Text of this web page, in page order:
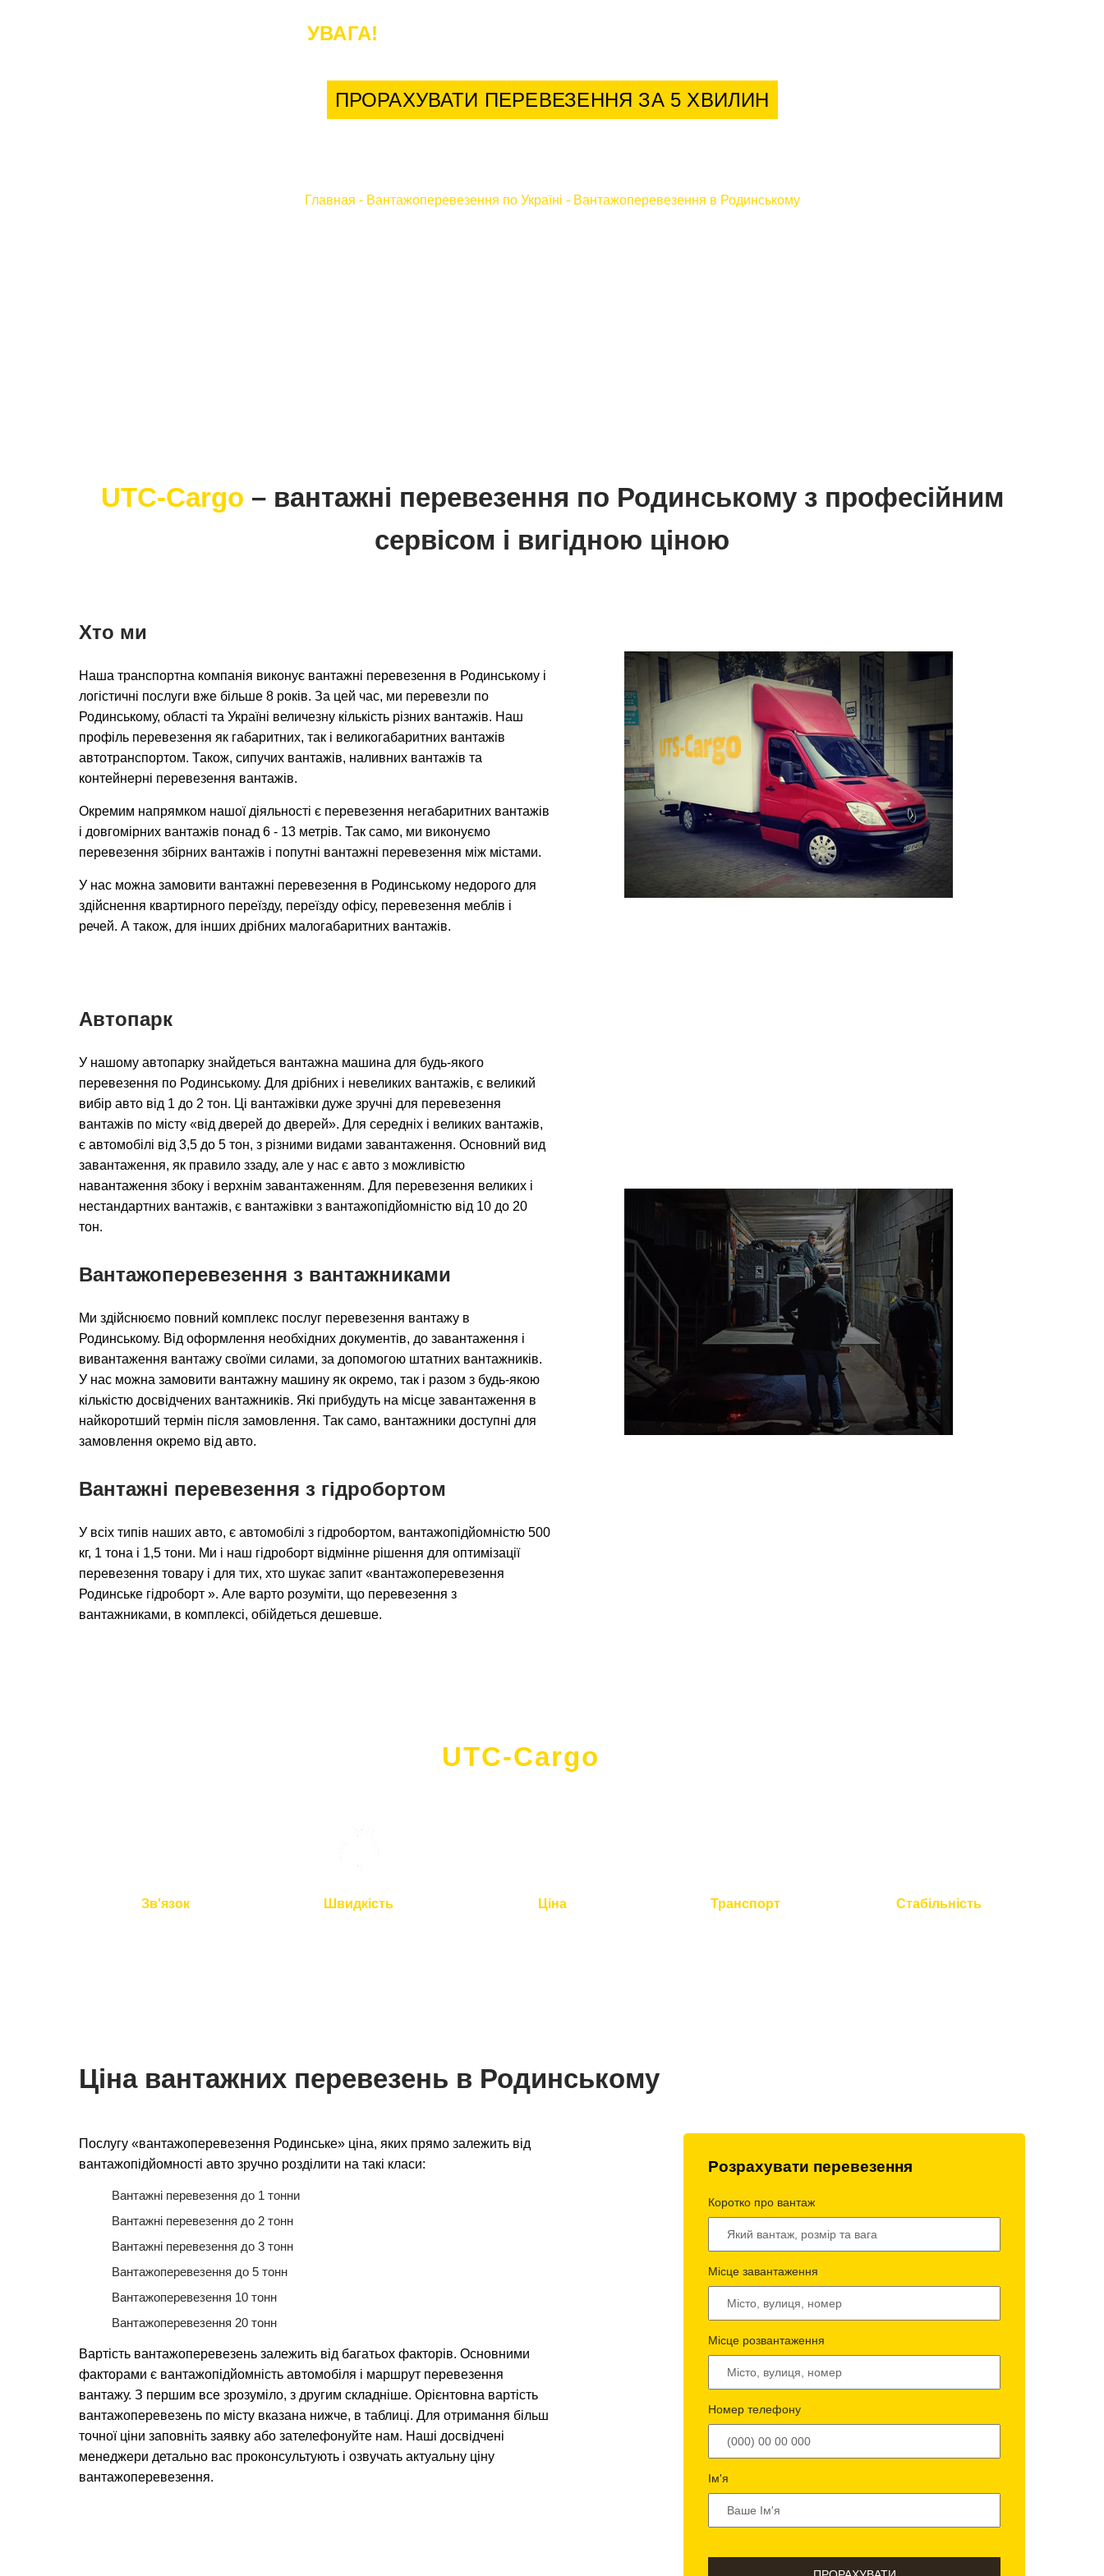
УВАГА!
ПРОРАХУВАТИ ПЕРЕВЕЗЕННЯ ЗА 5 ХВИЛИН
Главная - Вантажоперевезення по Україні - Вантажоперевезення в Родинському
UTC-Cargo – вантажні перевезення по Родинському з професійним
сервісом і вигідною ціною
Хто ми
Наша транспортна компанія виконує вантажні перевезення в Родинському і
логістичні послуги вже більше 8 років. За цей час, ми перевезли по
Родинському, області та Україні величезну кількість різних вантажів. Наш
профіль перевезення як габаритних, так і великогабаритних вантажів
автотранспортом. Також, сипучих вантажів, наливних вантажів та
контейнерні перевезення вантажів.
Окремим напрямком нашої діяльності є перевезення негабаритних вантажів
і довгомірних вантажів понад 6 - 13 метрів. Так само, ми виконуємо
перевезення збірних вантажів і попутні вантажні перевезення між містами.
У нас можна замовити вантажні перевезення в Родинському недорого для
здійснення квартирного переїзду, переїзду офісу, перевезення меблів і
речей. А також, для інших дрібних малогабаритних вантажів.
Автопарк
У нашому автопарку знайдеться вантажна машина для будь-якого
перевезення по Родинському. Для дрібних і невеликих вантажів, є великий
вибір авто від 1 до 2 тон. Ці вантажівки дуже зручні для перевезення
вантажів по місту «від дверей до дверей». Для середніх і великих вантажів,
є автомобілі від 3,5 до 5 тон, з різними видами завантаження. Основний вид
завантаження, як правило ззаду, але у нас є авто з можливістю
навантаження збоку і верхнім завантаженням. Для перевезення великих і
нестандартних вантажів, є вантажівки з вантажопідйомністю від 10 до 20
тон.
Вантажоперевезення з вантажниками
Ми здійснюємо повний комплекс послуг перевезення вантажу в
Родинському. Від оформлення необхідних документів, до завантаження і
вивантаження вантажу своїми силами, за допомогою штатних вантажників.
У нас можна замовити вантажну машину як окремо, так і разом з будь-якою
кількістю досвідчених вантажників. Які прибудуть на місце завантаження в
найкоротший термін після замовлення. Так само, вантажники доступні для
замовлення окремо від авто.
Вантажні перевезення з гідробортом
У всіх типів наших авто, є автомобілі з гідробортом, вантажопідйомністю 500
кг, 1 тона і 1,5 тони. Ми і наш гідроборт відмінне рішення для оптимізації
перевезення товару і для тих, хто шукає запит «вантажоперевезення
Родинське гідроборт ». Але варто розуміти, що перевезення з
вантажниками, в комплексі, обійдеться дешевше.
UTC-Cargo
Зв'язок
Швидкість
Ціна
Транспорт
Стабільність
Ціна вантажних перевезень в Родинському
Послугу «вантажоперевезення Родинське» ціна, яких прямо залежить від
вантажопідйомності авто зручно розділити на такі класи:
Вантажні перевезення до 1 тонни
Вантажні перевезення до 2 тонн
Вантажні перевезення до 3 тонн
Вантажоперевезення до 5 тонн
Вантажоперевезення 10 тонн
Вантажоперевезення 20 тонн
Вартість вантажоперевезень залежить від багатьох факторів. Основними
факторами є вантажопідйомність автомобіля і маршрут перевезення
вантажу. З першим все зрозуміло, з другим складніше. Орієнтовна вартість
вантажоперевезень по місту вказана нижче, в таблиці. Для отримання більш
точної ціни заповніть заявку або зателефонуйте нам. Наші досвідчені
менеджери детально вас проконсультують і озвучать актуальну ціну
вантажоперевезення.
Розрахувати перевезення
Коротко про вантаж
Місце завантаження
Місце розвантаження
Номер телефону
Ім'я